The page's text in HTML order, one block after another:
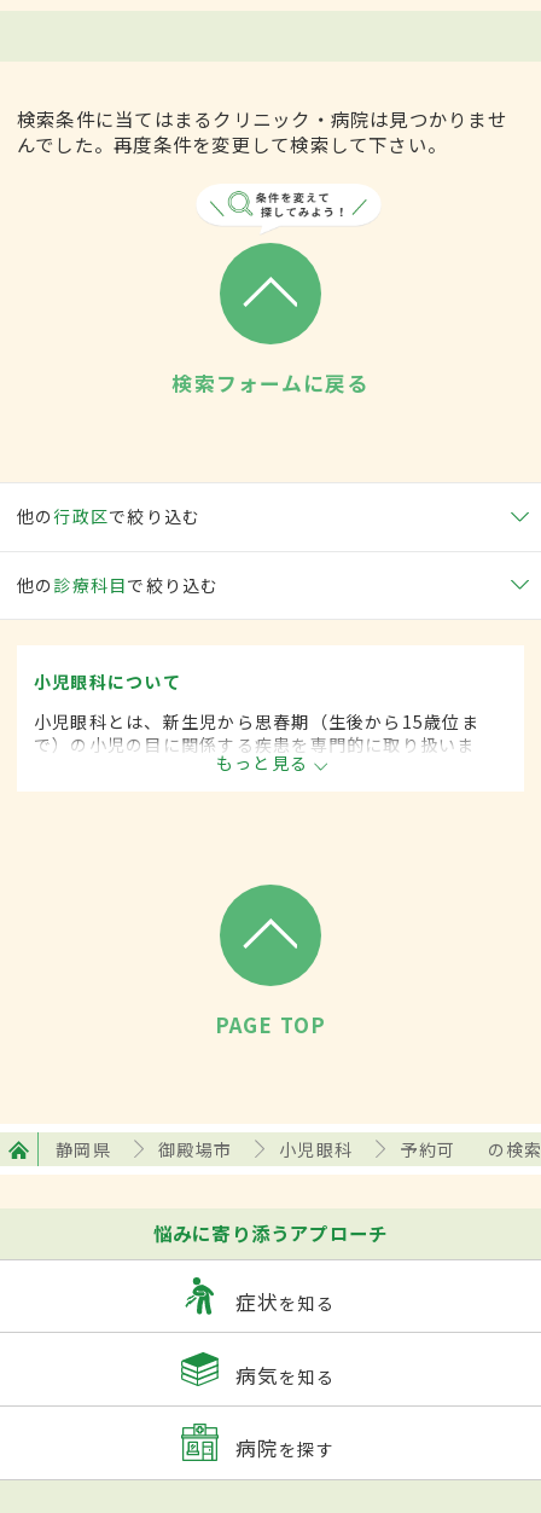
検索条件に当てはまるクリニック・病院は見つかりませ
んでした。再度条件を変更して検索して下さい。
検索フォームに戻る
他の行政区で絞り込む
他の 診療科目で絞り込む
小児眼科について
小児眼科とは、新生児から思春期（生後から15歳位ま
で）の小児の目に関係する疾患を専門的に取り扱いま
もっと見る
PAGE TOP
静岡県 御殿場市 小児眼科 予約可 の検
悩みに寄り添うアプローチ
症状を知る
病気を知る
病院を探す